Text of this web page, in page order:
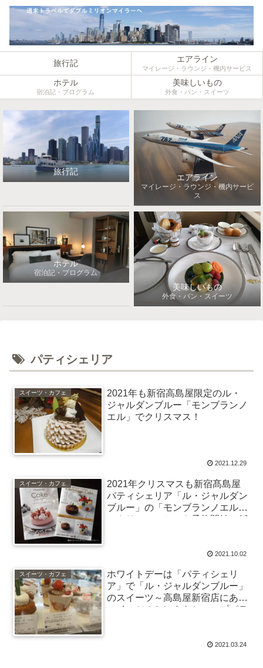
旅行記 エアライン
マイレージ・ラウンジ・機内サービス
ホテル
宿泊記・プログラム
美味しいもの
外食・パン・スイーツ
旅行記
エアライン
マイレージ・ラウンジ・機内サービ
ス
ホテル
宿泊記・プログラム
美味しいもの
外食・パン・スイーツ
パティシェリア
スイーツ・カフェ
2021年も新宿高島屋限定のル・
ジャルダンブルー「モンブランノ
エル」でクリスマス！
2021.12.29
スイーツ・カフェ
2021年クリスマスも新宿髙島屋
パティシェリア「ル・ジャルダン
ブルー」の「モンブランノエル」
～クリスマスケーキ予約開始は10
2021.10.02
スイーツ・カフェ
ホワイトデーは「パティシェリ
ア」で「ル・ジャルダンブルー」
のスイーツ～高島屋新宿店にある
スイーツのセレクトショップパテ
2021.03.24